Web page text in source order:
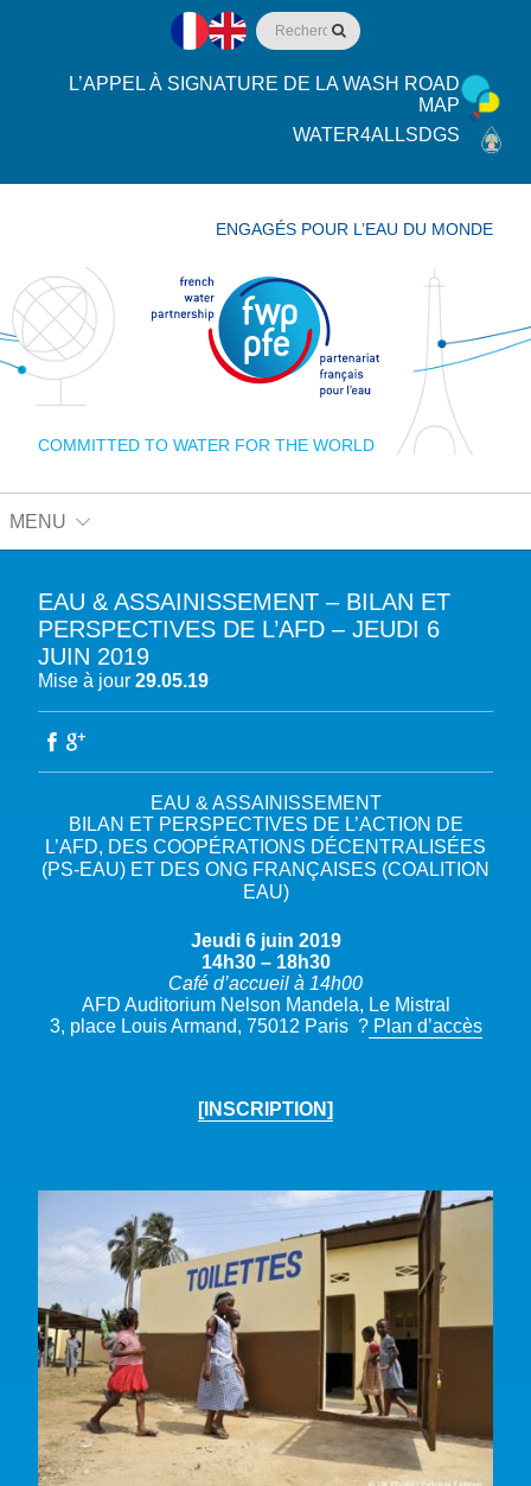
L’APPEL À SIGNATURE DE LA WASH ROAD
MAP
WATER4ALLSDGS
COMMITTED TO WATER FOR THE WORLD
ENGAGÉS POUR L’EAU DU MONDE
MENU
A PROPOS DU PFE
NOTRE MISSION
LES MEMBRES DU PFE
RÈGLEMENT DES COTISATIONS DES MEMBRES
NOTRE GOUVERNANCE
NOTRE SECRÉTARIAT
NOTRE PLAIDOYER MULTI-ACTEUR
L’EAU DANS LES OBJECTIFS DU DÉVELOPPEMENT DURABLE (ODD)
EAU & CLIMAT
ACCÈS À LA WASH DANS LES CONTEXTES DE CRISES ET FRAGILITÉS
WASH ROAD MAP
EAUX, SOLS, AGROÉCOLOGIE ET SÉCURITÉ ALIMENTAIRE
ÉVÉNEMENTS
COP29 CLIMAT – BAKOU 2024
FORUM URBAIN MONDIAL – LE CAIRE 2024
COP16 BIODIVERSITÉ – CALI 2024
COP28 CLIMAT – DUBAÏ 2023
CONFÉRENCE ONU SUR L’EAU – NEW YORK 2023
TOUS LES ÉVÉNEMENTS
PRESSE
EAU & ASSAINISSEMENT – BILAN ET
PERSPECTIVES DE L’AFD – JEUDI 6
JUIN 2019
Mise à jour 29.05.19
EAU & ASSAINISSEMENT
BILAN ET PERSPECTIVES DE L’ACTION DE
L’AFD, DES COOPÉRATIONS DÉCENTRALISÉES
(PS-EAU) ET DES ONG FRANÇAISES (COALITION
EAU)
Jeudi 6 juin 2019
14h30 – 18h30
Café d’accueil à 14h00
AFD Auditorium Nelson Mandela, Le Mistral
3, place Louis Armand, 75012 Paris ? Plan d’accès
[INSCRIPTION]